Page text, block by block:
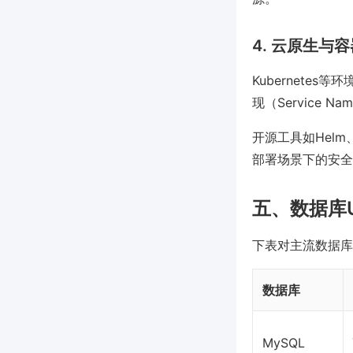
4. 云原生与
Kubernetes等环
现（Service
开源工具如Helm
部署场景下的安
五、数据库
下表对主流数据
数据库
MySQL